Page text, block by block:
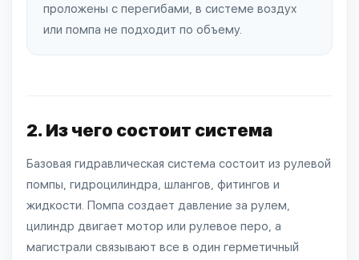
проложены с перегибами, в системе воздух
или помпа не подходит по объему.
2. Из чего состоит система
Базовая гидравлическая система состоит из рулевой
помпы, гидроцилиндра, шлангов, фитингов и
жидкости. Помпа создает давление за рулем,
цилиндр двигает мотор или рулевое перо, а
магистрали связывают все в один герметичный